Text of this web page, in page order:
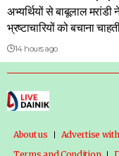
अभ्यर्थियों से बाबूलाल
भ्रष्टाचारियों को बचाना
14 hours ago
About us Advertise